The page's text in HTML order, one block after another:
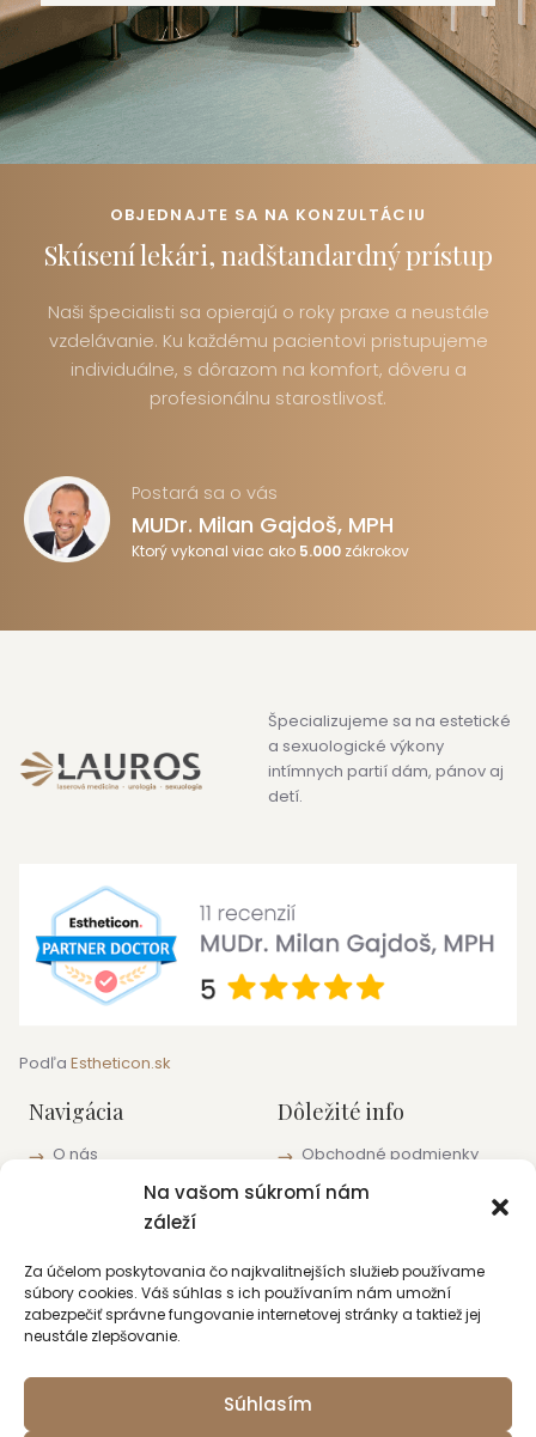
Na vašom súkromí nám
záleží
Za účelom poskytovania čo najkvalitnejších služieb používame
súbory cookies. Váš súhlas s ich používaním nám umožní
zabezpečiť správne fungovanie internetovej stránky a taktiež jej
neustále zlepšovanie.
Súhlasím
OBJEDNAJTE SA NA KONZULTÁCIU
Skúsení lekári, nadštandardný prístup
Naši špecialisti sa opierajú o roky praxe a neustále
vzdelávanie. Ku každému pacientovi pristupujeme
individuálne, s dôrazom na komfort, dôveru a
profesionálnu starostlivosť.
Postará sa o vás
MUDr. Milan Gajdoš, MPH
Ktorý vykonal viac ako 5.000zákrokov
Špecializujeme sa na estetické
a sexuologické výkony
intímnych partií dám, pánov aj
detí.
Podľa Estheticon.sk
Navigácia
O nás
Pracoviská a kontakty
Dôležité info
Obchodné podmienky
Informácie o ochrane
osobných údajov
Kontakt
+421 915 422 220
bratislava@lauros.sk